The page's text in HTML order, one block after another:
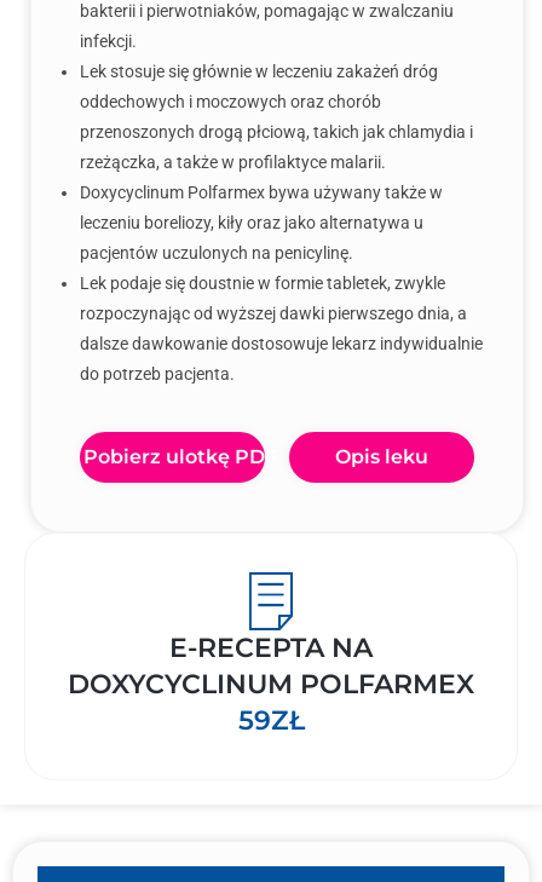
bakterii i pierwotniaków, pomagając w zwalczaniu
infekcji.
Lek stosuje się głównie w leczeniu zakażeń dróg
oddechowych i moczowych oraz chorób
przenoszonych drogą płciową, takich jak chlamydia i
rzeżączka, a także w profilaktyce malarii.
Doxycyclinum Polfarmex bywa używany także w
leczeniu boreliozy, kiły oraz jako alternatywa u
pacjentów uczulonych na penicylinę.
Lek podaje się doustnie w formie tabletek, zwykle
rozpoczynając od wyższej dawki pierwszego dnia, a
dalsze dawkowanie dostosowuje lekarz indywidualnie
do potrzeb pacjenta.
Pobierz ulotkę PDF Opis leku
E-RECEPTA NA
DOXYCYCLINUM POLFARMEX
59ZŁ